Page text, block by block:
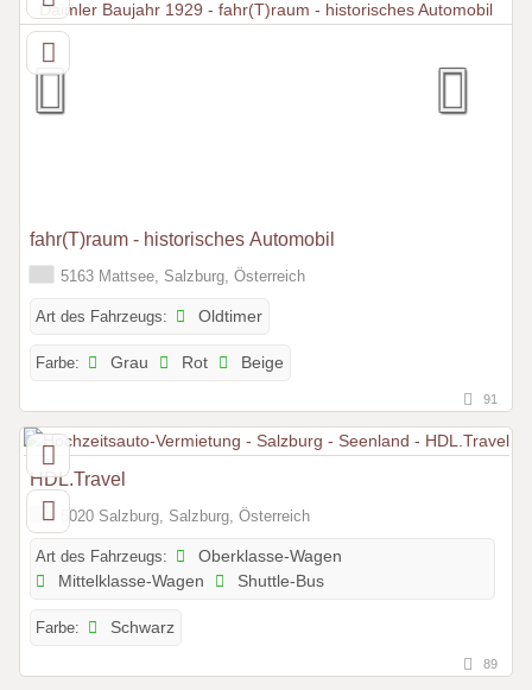
fahr(T)raum - historisches Automobil
5163 Mattsee, Salzburg, Österreich
Art des Fahrzeugs: Oldtimer
Farbe: Grau Rot Beige
91
HDL.Travel
5020 Salzburg, Salzburg, Österreich
Art des Fahrzeugs:
Oberklasse-Wagen
Mittelklasse-Wagen
Shuttle-Bus
Farbe: Schwarz
89